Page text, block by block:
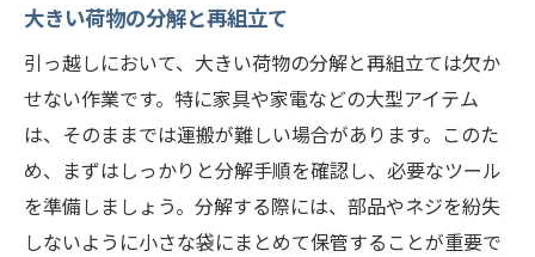
大きい荷物の分解と再組立て
引っ越しにおいて、大きい荷物の分解と再組立ては欠か
せない作業です。特に家具や家電などの大型アイテム
は、そのままでは運搬が難しい場合があります。このた
め、まずはしっかりと分解手順を確認し、必要なツール
を準備しましょう。分解する際には、部品やネジを紛失
しないように小さな袋にまとめて保管することが重要で